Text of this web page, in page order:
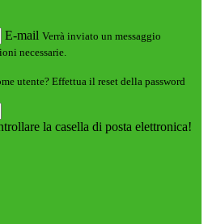
E-mail Verrà inviato un messaggio
necessarie.
utente? Effettua il reset della password
la casella di posta elettronica!